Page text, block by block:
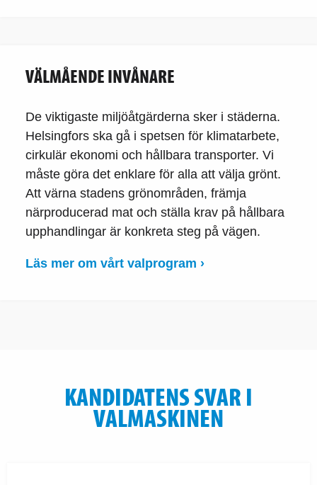
VÄLMÅENDE INVÅNARE
De viktigaste miljöåtgärderna sker i städerna.
Helsingfors ska gå i spetsen för klimatarbete,
cirkulär ekonomi och hållbara transporter. Vi
måste göra det enklare för alla att välja grönt.
Att värna stadens grönområden, främja
närproducerad mat och ställa krav på hållbara
upphandlingar är konkreta steg på vägen.
Läs mer om vårt valprogram ›
KANDIDATENS SVAR I
VALMASKINEN